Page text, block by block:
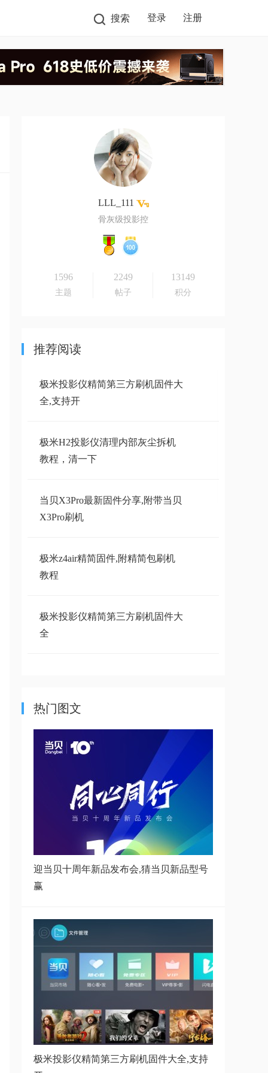
搜索 登录 注册
LLL_111
骨灰级投影控
1596
主题
2249
帖子
13149
积分
推荐阅读
极米投影仪精简第三方刷机固件大
全,支持开
极米H2投影仪清理内部灰尘拆机
教程，清一下
当贝X3Pro最新固件分享,附带当贝
X3Pro刷机
极米z4air精简固件,附精简包刷机
教程
极米投影仪精简第三方刷机固件大
全
哈趣K2投影仪评测首发:年轻范的
高品质投影
2024暖心礼物：哈趣投影K2，真
1080P白天一
哈趣投影里程碑式突破！斩获
LCD投影仪销售
哈趣K2和小明Q3Pro区别有哪些,
投影仪局域网共享怎么用？投影仪
访问电脑文
坚果g9移动定制版怎么破解?坚果
g9移动定制
热门图文
迎当贝十周年新品发布会,猜当贝新品型号
赢
极米投影仪精简第三方刷机固件大全,支持